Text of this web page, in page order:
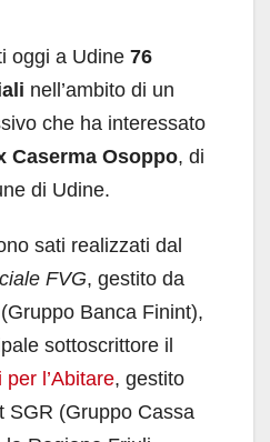
oggi a Udine 76
nell’ambito di un
che ha interessato
Caserma Osoppo, di
di Udine.
sati realizzati dal
FVG, gestito da
Banca Finint),
sottoscrittore il
l’Abitare, gestito
SGR (Gruppo Cassa